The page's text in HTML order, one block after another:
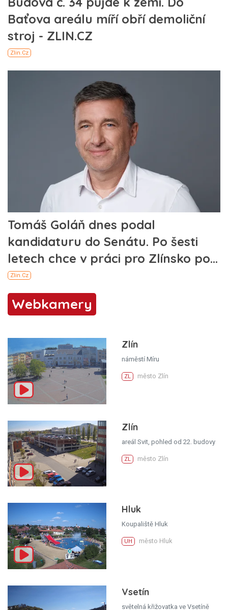
Webkamery
Zlín
náměstí Míru
ZL město Zlín
Zlín
areál Svit, pohled od 22. budovy
ZL město Zlín
Hluk
Koupaliště Hluk
UH město Hluk
Vsetín
světelná křižovatka ve Vsetíně